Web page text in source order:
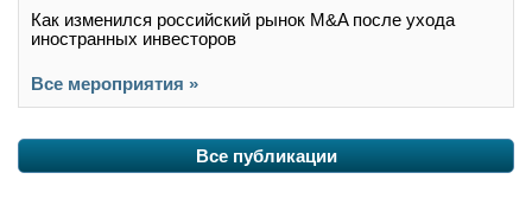
Как изменился российский рынок M&A после ухода
иностранных инвесторов
Все мероприятия »
Все публикации